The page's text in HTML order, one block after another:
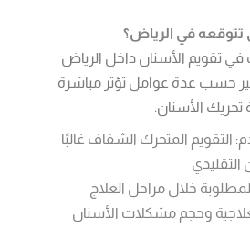
تتوقعه في الرياض؟
في تقويم الأسنان داخل الرياض
حسب عدة عوامل تؤثر مباشرة
الأسنان:
التقويم المتحرك الشفاف غالبًا
التقليدي
خلال مراحل العلاج
وحجم مشكلات الأسنان